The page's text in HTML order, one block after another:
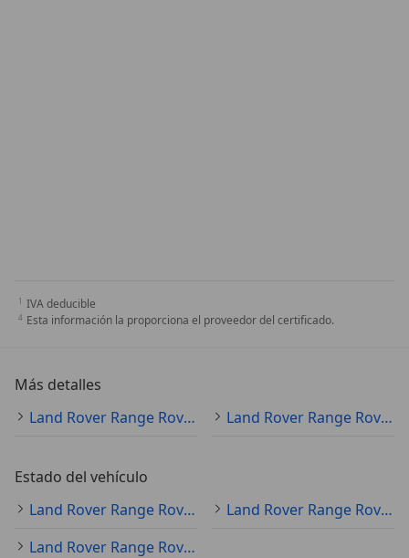
IVA deducible
Esta información la proporciona el proveedor del certificado.
Más detalles
Land Rover Range Rover
Land Rover Range Rover Especificaciones técnicas
Estado del vehículo
Land Rover Range Rover ocasión
Land Rover Range Rover nuevo
Land Rover Range Rover clásico